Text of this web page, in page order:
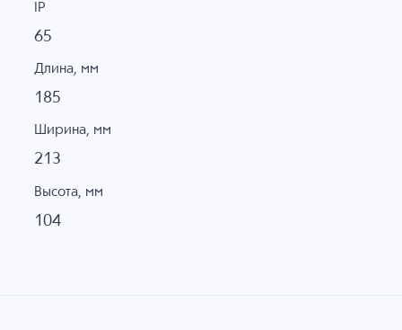
IP
65
Длина, мм
185
Ширина, мм
213
Высота, мм
104